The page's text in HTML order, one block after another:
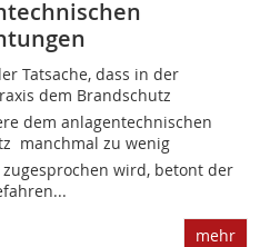
Tatsache, dass in der
dem Brandschutz 
dem anlagentechnischen
 manchmal zu wenig
wird, betont der
mehr